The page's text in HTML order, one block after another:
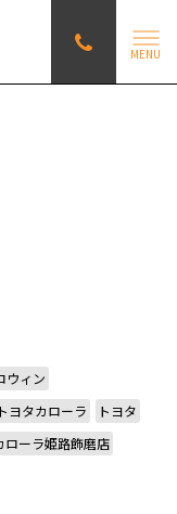
MENU
ウィン
トヨタカローラ
トヨタ
ローラ姫路飾磨店